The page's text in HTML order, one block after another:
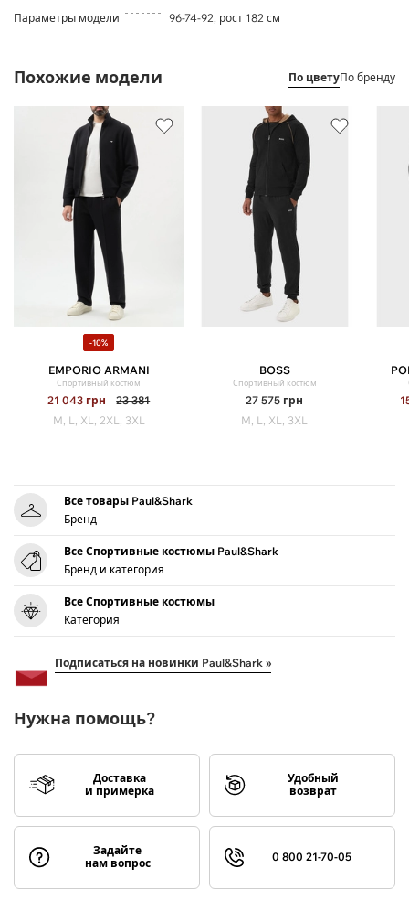
Параметры модели
96-74-92, рост 182 см
Похожие модели По цветуПо бренду
-10%
EMPORIO ARMANI
Спортивный костюм
21 043 грн
23 381
M, L, XL, 2XL, 3XL
BOSS
Спортивный костюм
27 575 грн
M, L, XL, 3XL
Все товары Paul&Shark
Бренд
Все Спортивные костюмы Paul&Shark
Бренд и категория
Все Спортивные костюмы
Категория
Подписаться на новинки Paul&Shark »
Нужна помощь?
Доставка
и примерка
Удобный
возврат
Задайте
нам вопрос
0 800 21-70-05